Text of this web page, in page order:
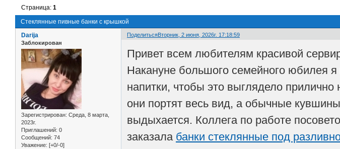
Стеклянные пивные банки с крышкой
Страница:1
ПоделитьсяВторник, 2 июня, 2026г. 17:18:59
Darija
Заблокирован
Зарегистрирован: Среда, 8 марта,
2023г.
Приглашений: 0
Сообщений: 74
Уважение: [+0/-0]
Привет всем любителям красивой
Накануне большого семейного юбилея
напитки, чтобы это выглядело
они портят весь вид, а обычные
выдыхается. Коллега по работе
заказала банки стеклянные под